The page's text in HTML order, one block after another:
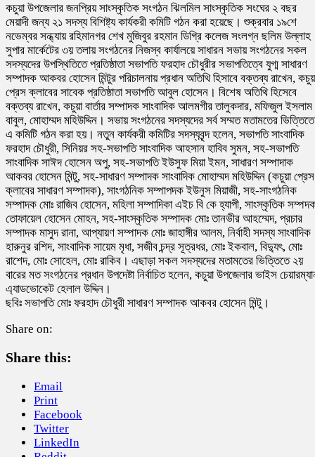
কচুয়া উপজেলার জনপ্রিয় সাংস্কৃতিক সংগঠন ঝিলমিল সাংস্কৃতিক সংঘের ২ বছর
মেয়াদী জন্য ২১ সদস্য বিশিষ্ট্য কার্যকরী কমিটি গঠন করা হয়েছে। শুক্রবার ১৯শে
নভেম্বর সন্ধ্যায় রহিমানগর শেখ মুজিবুর রহমান ডিগ্রি কলেজ সংলগ্ন ছলিম উল্লাহ
সুপার মার্কেটের ৩য় তলায় সংগঠনের নিজস্ব কার্যালয়ে সাধারন সভায় সংগঠনের সকল
সদস্যদের উপস্থিতিতে প্রতিষ্ঠাতা সভাপতি ফরহাদ চৌধুরীর সভাপতিত্বে যুগ্ম সাধারণ
সম্পাদক আকবর হোসেন মিন্টুর পরিচালনায় প্রধান অতিথি হিসাবে বক্তব্য রাখেন,
প্রেস ক্লাবের সাবেক প্রতিষ্ঠাতা সভাপতি আবুল হোসেন। বিশেষ অতিথি হিসেবে
বক্তব্য রাখেন, কচুয়া বার্তার সম্পাদক সাংবাদিক আলমগীর তালুকদার, মফিজুল ইসলাম
বাবুল, মোহাম্মদ মহিউদ্দিন। সভায় সংগঠনের সদস্যদের সর্ব সম্মত মতামতের ভিত্তিতে
এ কমিটি গঠন করা হয়। নতুন কার্যকরী কমিটির সদস্যবৃন্দ হলেন, সভাপতি সাংবাদিক
ফরহাদ চৌধুরী, সিনিয়র সহ-সভাপতি সাংবাদিক আহসান হাবিব সুমন, সহ-সভাপতি
সাংবাদিক সাঈদ হোসেন অপু, সহ-সভাপতি ইউসুফ মিয়া ইমন, সাধারণ সম্পাদাক
আকবর হোসেন মিন্টু, সহ-সাধারণ সম্পাদক সাংবাদিক মোহাম্মদ মহিউদ্দিন (কচুয়া প্রেস
ক্লাবের সাধারণ সম্পাদক), সাংগঠনিক সম্পাপদক ইউনুস মিয়াজী, সহ-সাংগঠনিক
সম্পাদক মোঃ রাজিব হোসেন, মহিলা সম্পাদিকা এইচ বি কে হ্যাপী, সাংস্কৃতিক
তোফায়েল হোসেন মোহন, সহ-সাংস্কৃতিক সম্পাদক মোঃ তানভীর আহম্মেদ, প্রচার
সম্পাদক মাসুদ রানা, আপ্যায়ণ সম্পাদক মোঃ জাহাঙ্গীর আলম, নির্বাহী সদস্য সাংবাদিক
হারুনুর রশিদ, সাংবাদিক সায়েম মৃধা, সজীব চন্দ্র সূত্রধর, মোঃ ইকবাল, বিদ্যুৎ, মোঃ
রাশেদ, মোঃ সোহেল, মোঃ রাকিব। এছাড়া সকল সদস্যদের মতামতের ভিত্তিতে ২য়
বারের মত সংগঠনের প্রধান উপদেষ্টা নির্বাচিত হলেন, কচুয়া উপজেলার ভাইস
এ্যাডভোকেট হেলাল উদ্দিন।
ছবিঃ সভাপতি মোঃ ফরহাদ চৌধুরী সাধারণ সম্পাদক আকবর হোসেন মিন্টু।
Share on:
Share this:
Email
Print
Facebook
Twitter
LinkedIn